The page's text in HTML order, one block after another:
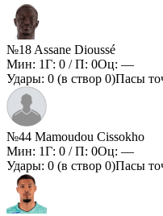
№18 Assane Dioussé
Мин: 1Г: 0 / П: 0Оц: —
Удары: 0 (в створ 0)Пасы
№44 Mamoudou Cissokho
Мин: 1Г: 0 / П: 0Оц: —
Удары: 0 (в створ 0)Пасы